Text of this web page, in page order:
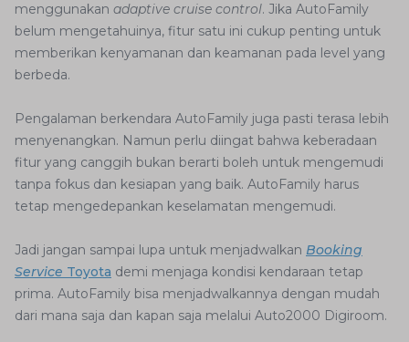
menggunakan adaptive cruise control. Jika AutoFamily
belum mengetahuinya, fitur satu ini cukup penting untuk
memberikan kenyamanan dan keamanan pada level yang
berbeda.
Pengalaman berkendara AutoFamily juga pasti terasa lebih
menyenangkan. Namun perlu diingat bahwa keberadaan
fitur yang canggih bukan berarti boleh untuk mengemudi
tanpa fokus dan kesiapan yang baik. AutoFamily harus
tetap mengedepankan keselamatan mengemudi.
Jadi jangan sampai lupa untuk menjadwalkan Booking
Service Toyota demi menjaga kondisi kendaraan tetap
prima. AutoFamily bisa menjadwalkannya dengan mudah
dari mana saja dan kapan saja melalui Auto2000 Digiroom.